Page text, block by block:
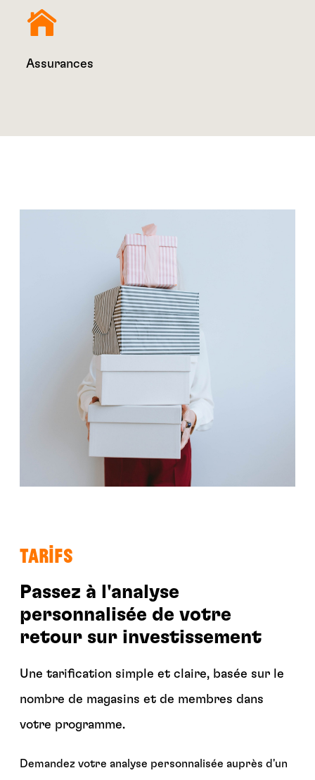
Assurances
TARIFS
Passez à l'analyse
personnalisée de votre
retour sur investissement
Une tarification simple et claire, basée sur le
nombre de magasins et de membres dans
votre programme.
Demandez votre analyse personnalisée auprès d'un